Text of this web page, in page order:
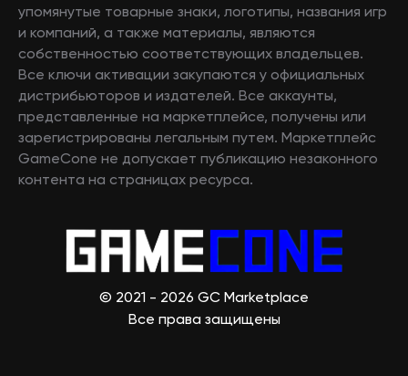
упомянутые товарные знаки, логотипы, названия игр
и компаний, а также материалы, являются
собственностью соответствующих владельцев.
Все ключи активации закупаются у официальных
дистрибьюторов и издателей. Все аккаунты,
представленные на маркетплейсе, получены или
зарегистрированы легальным путем. Маркетплейс
GameCone не допускает публикацию незаконного
контента на страницах ресурса.
© 2021 - 2026 GC Marketplace
Все права защищены